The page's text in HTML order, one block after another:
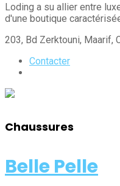
Loding a su allier entre
d'une boutique
203, Bd Zerktouni, Maarif,
Contacter
Chaussures
Belle Pelle